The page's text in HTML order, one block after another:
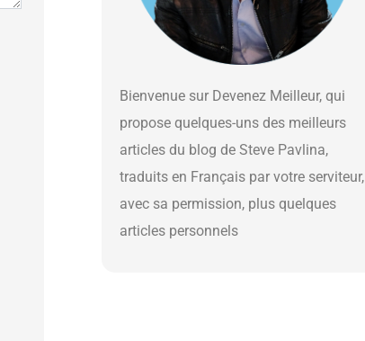
Bienvenue sur Devenez Meilleur, qui
propose quelques-uns des meilleurs
articles du blog de Steve Pavlina,
traduits en Français par votre serviteur,
avec sa permission, plus quelques
articles personnels